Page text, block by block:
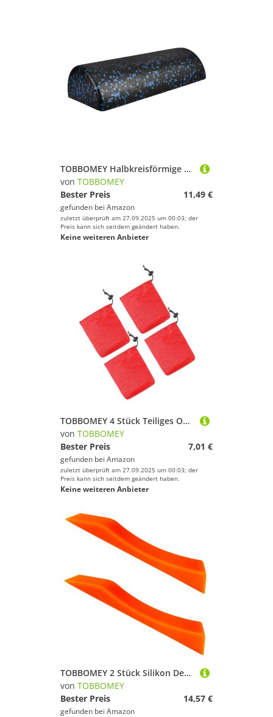
TOBBOMEY Halbkreisförmige Faszienrolle aus Hochdicht für Muskelentspannung und Tiefengewebsmassage Yoga Balance Roller für Rücken Beine Geeignet für Yoga Anfänger und
von TOBBOMEY
Bester Preis
11,49 €
gefunden bei Amazon
zuletzt überprüft am 27.09.2025 um 00:03; der
Preis kann sich seitdem geändert haben.
Keine weiteren Anbieter
TOBBOMEY 4 Stück Teiliges Outdoor aufbewahrungsbeutel Kordelzug Kompakt Leicht Reißfestes Polyester für Camping Reisen Kleine Gegenstände Schnelles Verschließen Praktische
von TOBBOMEY
Bester Preis
7,01 €
gefunden bei Amazon
zuletzt überprüft am 27.09.2025 um 00:03; der
Preis kann sich seitdem geändert haben.
Keine weiteren Anbieter
TOBBOMEY 2 Stück Silikon Deadlift Keil Pad Gewichtheber Jack Tragbar rutschfest Erhöhtes Training für Langhantel Gewichte Powerlifting Fitnessstudio Zubehör
von TOBBOMEY
Bester Preis
14,57 €
gefunden bei Amazon